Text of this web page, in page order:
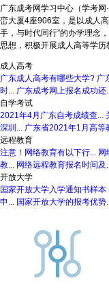
广东成考网学习中心（学考
峦大厦4座906室，是以成人
手，与时代同行”的办学理念
思想，积极开展成人高等学历
成人高考
广东成人高考有哪些大学? 广
时... 广东成考网上报名成功还
自学考试
2021年4月广东自考成绩查...
深圳... 广东省2021年1月高等
远程教育
注意！网络教育有以下行... 网
教... 网络远程教育报名时间及
开放大学
国家开放大学入学通知书样本
申... 国家开放大学的报考优势